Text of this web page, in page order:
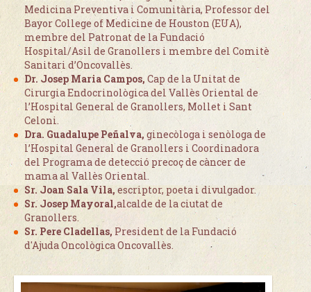
Medicina Preventiva i Comunitària, Professor del
Bayor College of Medicine de Houston (EUA),
membre del Patronat de la Fundació
Hospital/Asil de Granollers i membre del Comitè
Sanitari d’Oncovallès.
Dr. Josep Maria Campos, Cap de la Unitat de
Cirurgia Endocrinològica del Vallès Oriental de
l’Hospital General de Granollers, Mollet i Sant
Celoni.
Dra. Guadalupe Peñalva, ginecòloga i senòloga de
l’Hospital General de Granollers i Coordinadora
del Programa de detecció precoç de càncer de
mama al Vallès Oriental.
Sr. Joan Sala Vila, escriptor, poeta i divulgador.
Sr. Josep Mayoral,alcalde de la ciutat de
Granollers.
Sr. Pere Cladellas, President de la Fundació
d'Ajuda Oncològica Oncovallès.